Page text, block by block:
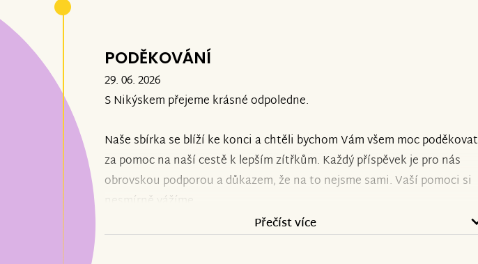
PODĚKOVÁNÍ
29. 06. 2026
S Nikýskem přejeme krásné odpoledne.
Naše sbírka se blíží ke konci a chtěli bychom Vám všem moc poděkovat
za pomoc na naší cestě k lepším zítřkům. Každý příspěvek je pro nás
obrovskou podporou a důkazem, že na to nejsme sami. Vaší pomoci si
nesmírně vážíme.
Aktuálně může Nikýsek úspěšně pokračovat v intenzivních
Přečíst více